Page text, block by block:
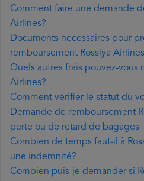
Comment faire une demande
Airlines?
Documents nécessaires pour
remboursement Rossiya Airlines
Quels autres frais pouvez-vous
Airlines?
Comment vérifier le statut du
Demande de remboursement
perte ou de retard de bagages
Combien de temps faut-il à
une indemnité?
Combien puis-je demander si